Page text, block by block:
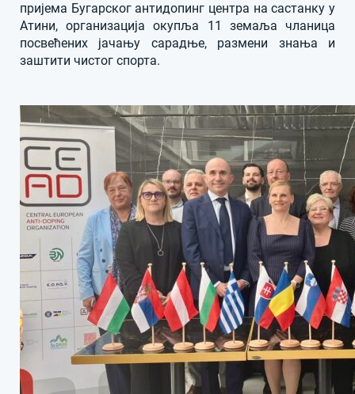
пријема Бугарског антидопинг центра на састанку у
Атини, организација окупља 11 земаља чланица
посвећених јачању сарадње, размени знања и
заштити чистог спорта.